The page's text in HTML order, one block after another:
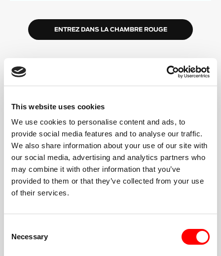
This website uses cookies
We use cookies to personalise content and ads, to
provide social media features and to analyse our traffic.
We also share information about your use of our site with
our social media, advertising and analytics partners who
may combine it with other information that you’ve
provided to them or that they’ve collected from your use
of their services.
Selection
Necessary
ENTREZ DANS LA CHAMBRE ROUGE
HAUTE ÉNERGIE,
Un format simple
Vous alternerez entre le tapis roulant et le sol (ou
choisirez Double Floor). Le coach guide chaque
intervalle.
Allez-y à votre rythme
Marchez, faites du jogging ou courez. Soulevez des
objets plus légers ou plus lourds. Les options et les
Communauté inclusive à haute énergie
Une fois dans la salle rouge, vous pouvez compter